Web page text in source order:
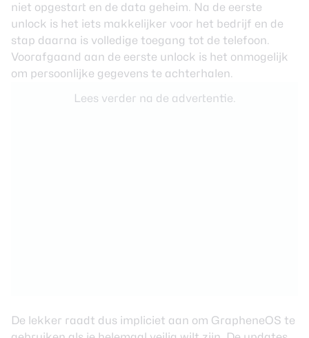
niet opgestart en de data geheim. Na de eerste
unlock is het iets makkelijker voor het bedrijf en de
stap daarna is volledige toegang tot de telefoon.
Voorafgaand aan de eerste unlock is het onmogelijk
om persoonlijke gegevens te achterhalen.
Lees verder na de advertentie.
De lekker raadt dus impliciet aan om GrapheneOS te